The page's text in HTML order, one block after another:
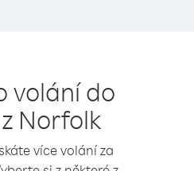
volání do
Norfolk
více volání za